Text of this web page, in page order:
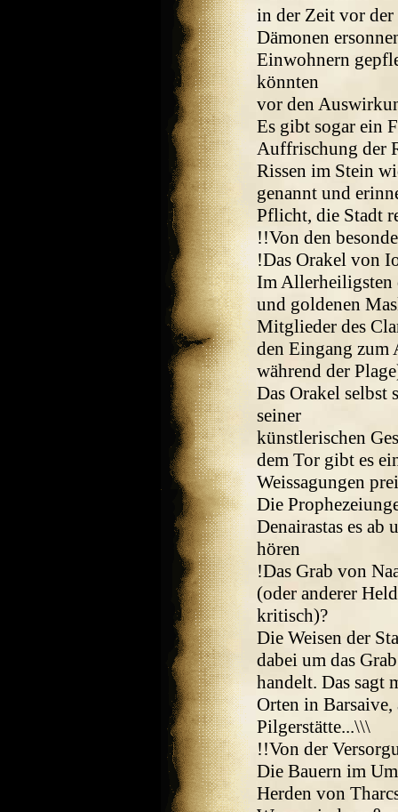
in der Zeit vor der
Dämonen
Einwohnern
könnten
vor den
Es gibt sogar ein
Auffrischung der
Rissen im Stein
genannt und
Pflicht, die Stadt
!!Von den
!Das Orakel von
Im Allerheiligsten
und goldenen
Mitglieder des
den Eingang zum
während der
Das Orakel selbst
seiner
künstlerischen
dem Tor gibt es
Weissagungen
Die
Denairastas es ab
hören
!Das Grab von
(oder anderer
kritisch)?
Die Weisen der
dabei um das
handelt. Das sagt
Orten in Barsaive,
Pilgerstätte...\\\
!!Von der
Die Bauern im
Herden von